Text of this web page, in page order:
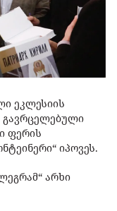
ეკლესიის
გავრცელებული
ფერის
იპოვეს.
არხი